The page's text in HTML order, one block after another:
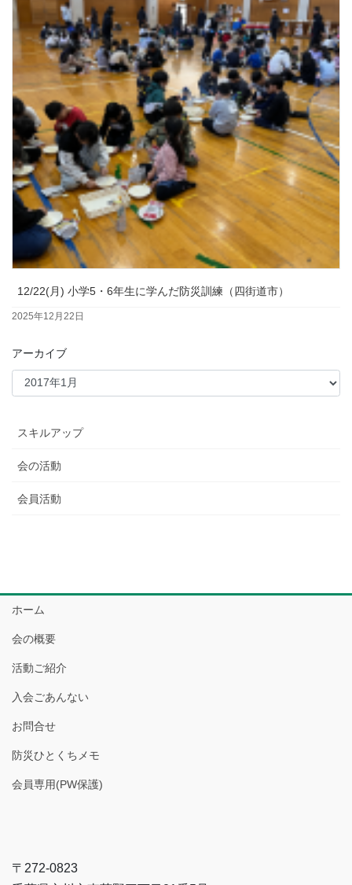
12/22(月) 小学5・6年生に学んだ防災訓練（四街道市）
2025年12月22日
アーカイブ
スキルアップ
会の活動
会員活動
ホーム
会の概要
活動ご紹介
入会ごあんない
お問合せ
防災ひとくちメモ
会員専用(PW保護)
〒272-0823